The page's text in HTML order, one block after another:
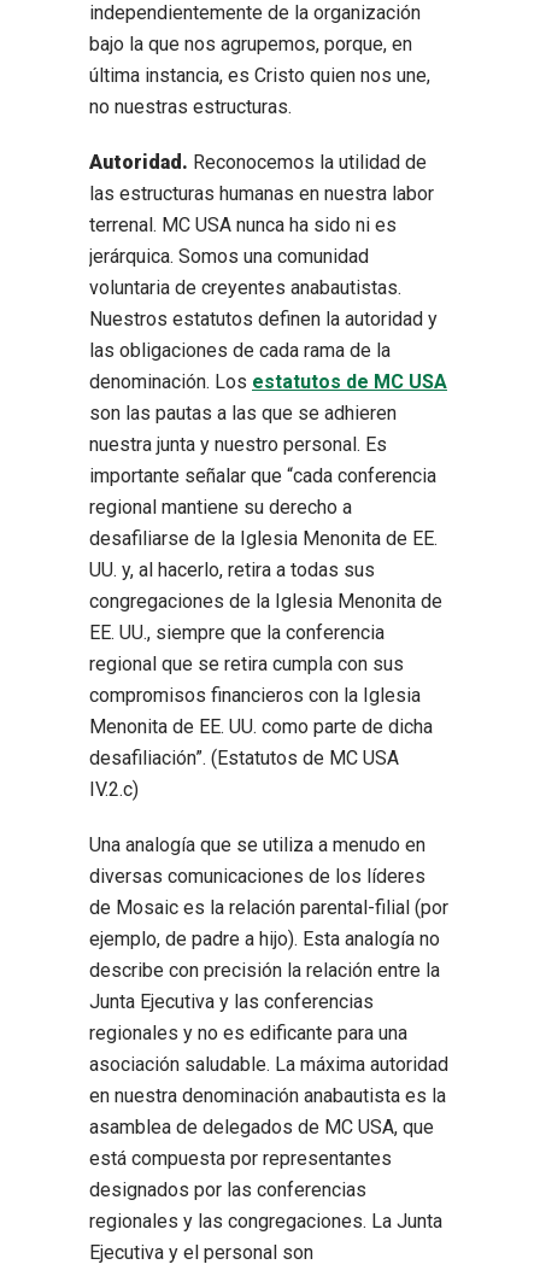
independientemente de la organización
bajo la que nos agrupemos, porque, en
última instancia, es Cristo quien nos une,
no nuestras estructuras.
Autoridad. Reconocemos la utilidad de
las estructuras humanas en nuestra labor
terrenal. MC USA nunca ha sido ni es
jerárquica. Somos una comunidad
voluntaria de creyentes anabautistas.
Nuestros estatutos definen la autoridad y
las obligaciones de cada rama de la
denominación. Los estatutos de MC USA
son las pautas a las que se adhieren
nuestra junta y nuestro personal. Es
importante señalar que “cada conferencia
regional mantiene su derecho a
desafiliarse de la Iglesia Menonita de EE.
UU. y, al hacerlo, retira a todas sus
congregaciones de la Iglesia Menonita de
EE. UU., siempre que la conferencia
regional que se retira cumpla con sus
compromisos financieros con la Iglesia
Menonita de EE. UU. como parte de dicha
desafiliación”. (Estatutos de MC USA
IV.2.c)
Una analogía que se utiliza a menudo en
diversas comunicaciones de los líderes
de Mosaic es la relación parental-filial (por
ejemplo, de padre a hijo). Esta analogía no
describe con precisión la relación entre la
Junta Ejecutiva y las conferencias
regionales y no es edificante para una
asociación saludable. La máxima autoridad
en nuestra denominación anabautista es la
asamblea de delegados de MC USA, que
está compuesta por representantes
designados por las conferencias
regionales y las congregaciones. La Junta
Ejecutiva y el personal son